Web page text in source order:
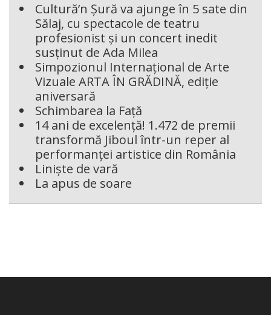
Cultură’n Șură va ajunge în 5 sate din
Sălaj, cu spectacole de teatru
profesionist și un concert inedit
susținut de Ada Milea
Simpozionul Internațional de Arte
Vizuale ARTA ÎN GRĂDINĂ, ediție
aniversară
Schimbarea la Față
14 ani de excelență! 1.472 de premii
transformă Jiboul într-un reper al
performanței artistice din România
Liniște de vară
La apus de soare